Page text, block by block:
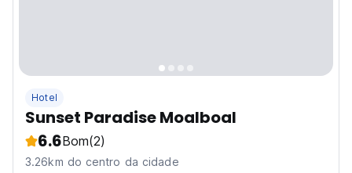
Hotel
Sunset Paradise Moalboal
6.6Bom(2)
3.26km do centro da cidade